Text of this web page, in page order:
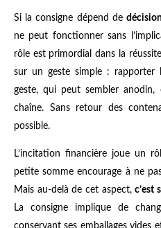
Si la consigne dépend de
ne peut fonctionner sans
rôle est primordial dans la
sur un geste simple : rapporter
geste, qui peut sembler
chaîne. Sans retour des
possible.
L’incitation financière joue un
petite somme encourage à ne
Mais au-delà de cet aspect,c’est
La consigne implique de
conservant ses emballages vides